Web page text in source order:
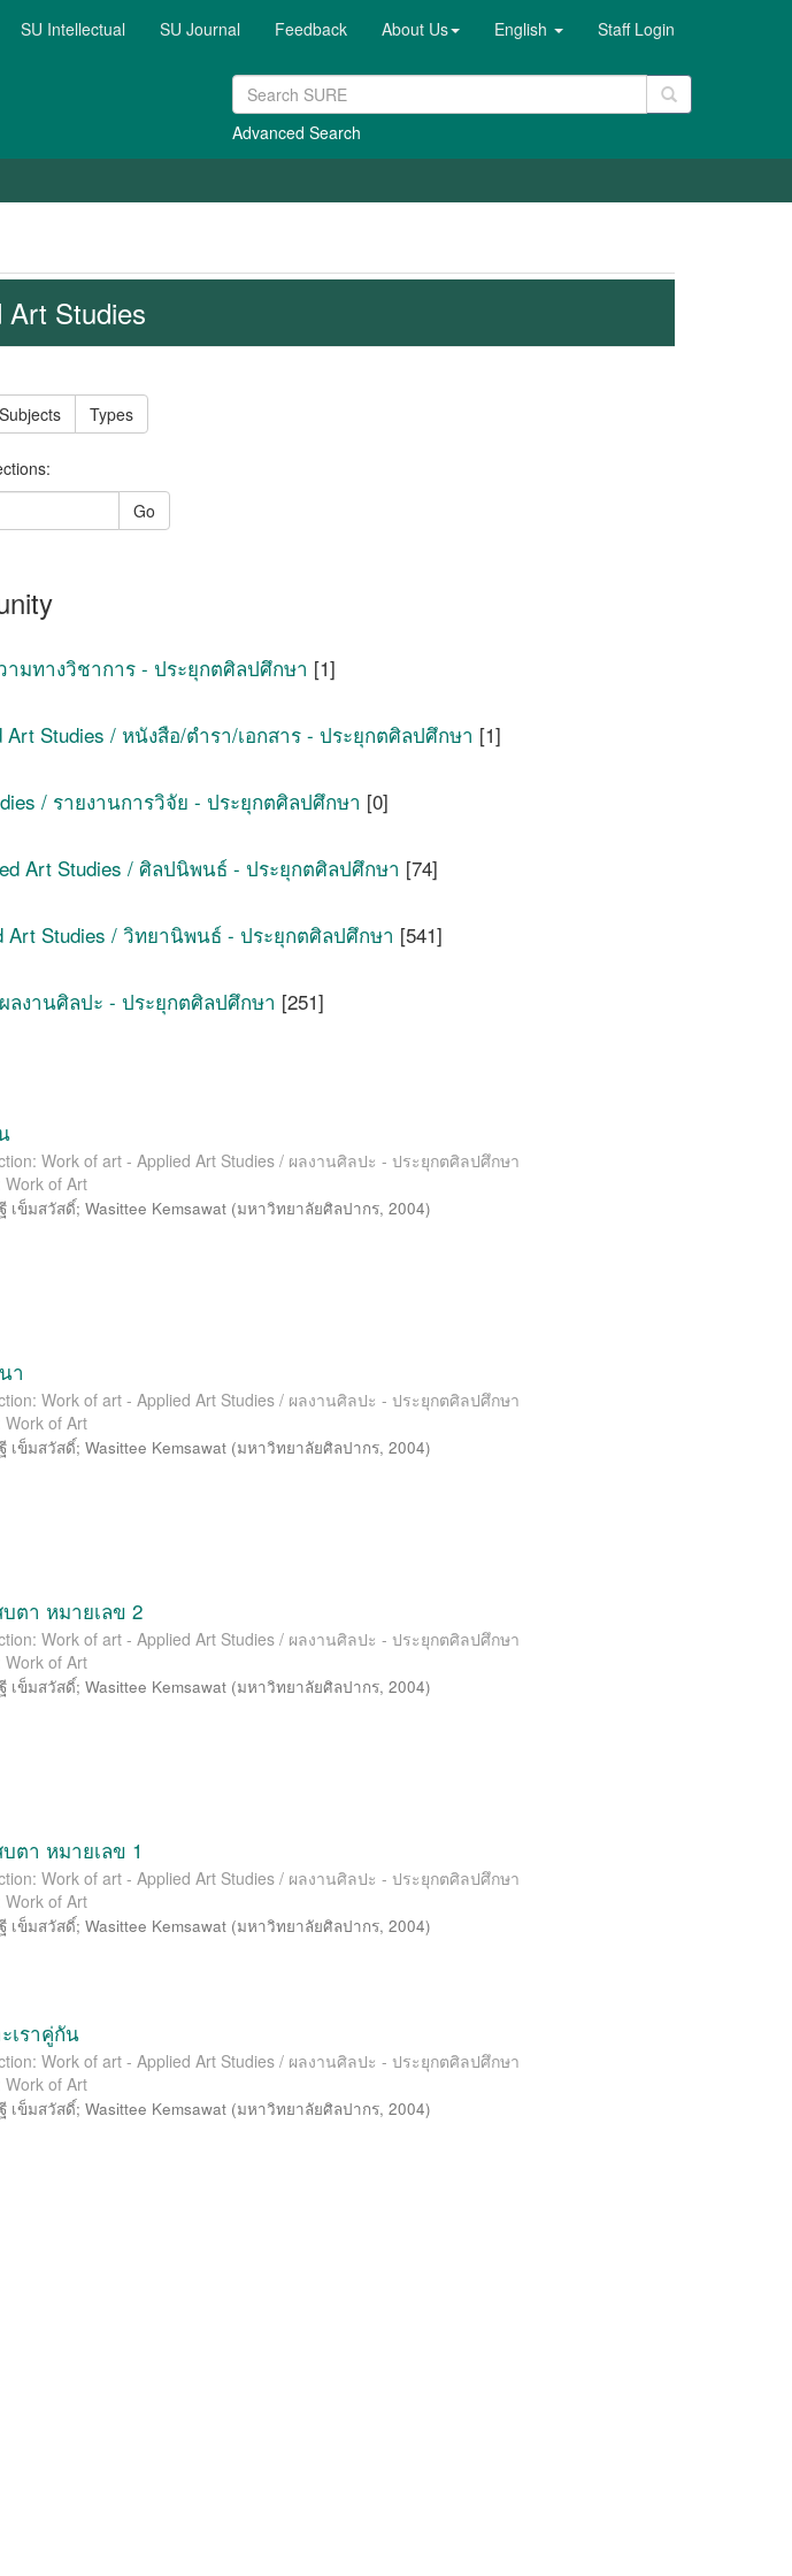
SU Intellectual SU Journal Feedback About Us English Staff Login
Advanced Search
Art Studies
Subjects Types
Go
ามทางวิชาการ - ประยุกตศิลปศึกษา [1]
Art Studies / หนังสือ/ตำรา/เอกสาร - ประยุกตศิลปศึกษา [1]
/ รายงานการวิจัย - ประยุกตศิลปศึกษา [0]
Art Studies / ศิลปนิพนธ์ - ประยุกตศิลปศึกษา [74]
Art Studies / วิทยานิพนธ์ - ประยุกตศิลปศึกษา [541]
ลงานศิลปะ - ประยุกตศิลปศึกษา [251]
Work of art - Applied Art Studies / ผลงานศิลปะ - ประยุกตศิลปศึกษา
Work of Art
เข็มสวัสดิ์;Wasittee Kemsawat (มหาวิทยาลัยศิลปากร,2004)
า
Work of art - Applied Art Studies / ผลงานศิลปะ - ประยุกตศิลปศึกษา
Work of Art
เข็มสวัสดิ์;Wasittee Kemsawat (มหาวิทยาลัยศิลปากร,2004)
บตา หมายเลข 2
Work of art - Applied Art Studies / ผลงานศิลปะ - ประยุกตศิลปศึกษา
Work of Art
เข็มสวัสดิ์;Wasittee Kemsawat (มหาวิทยาลัยศิลปากร,2004)
บตา หมายเลข 1
Work of art - Applied Art Studies / ผลงานศิลปะ - ประยุกตศิลปศึกษา
Work of Art
เข็มสวัสดิ์;Wasittee Kemsawat (มหาวิทยาลัยศิลปากร,2004)
เราคู่กัน
Work of art - Applied Art Studies / ผลงานศิลปะ - ประยุกตศิลปศึกษา
Work of Art
เข็มสวัสดิ์;Wasittee Kemsawat (มหาวิทยาลัยศิลปากร,2004)